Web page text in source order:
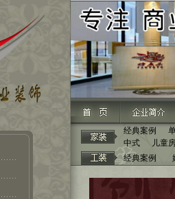
经典案例
中式
儿童
经典案例